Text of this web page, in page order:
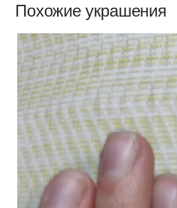
Похожие украшения